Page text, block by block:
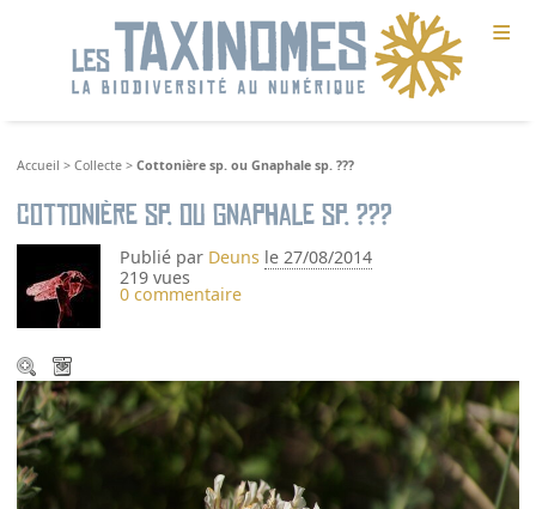
≡
Accueil >Collecte >Cottonière sp. ou Gnaphale sp. ???
Cottonière sp. ou Gnaphale sp. ???
Publié par Deuns le 27/08/2014
219 vues
0 commentaire